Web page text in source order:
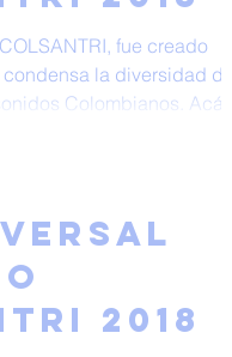
fue creado
la diversidad de
Colombianos. Acá...
2018